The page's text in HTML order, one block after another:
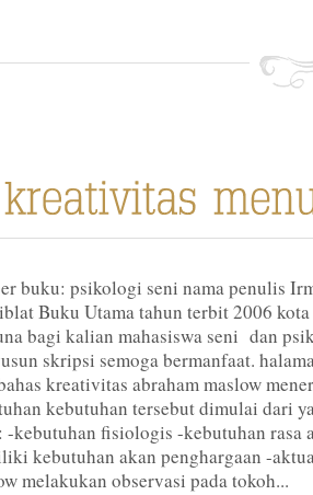
buku: psikologi seni nama penulis
Buku Utama tahun terbit 2006 kota
bagi kalian mahasiswa seni dan
skripsi semoga bermanfaat.
kreativitas abraham maslow
kebutuhan tersebut dimulai dari
-kebutuhan fisiologis -kebutuhan rasa
kebutuhan akan penghargaan -
melakukan observasi pada tokoh...